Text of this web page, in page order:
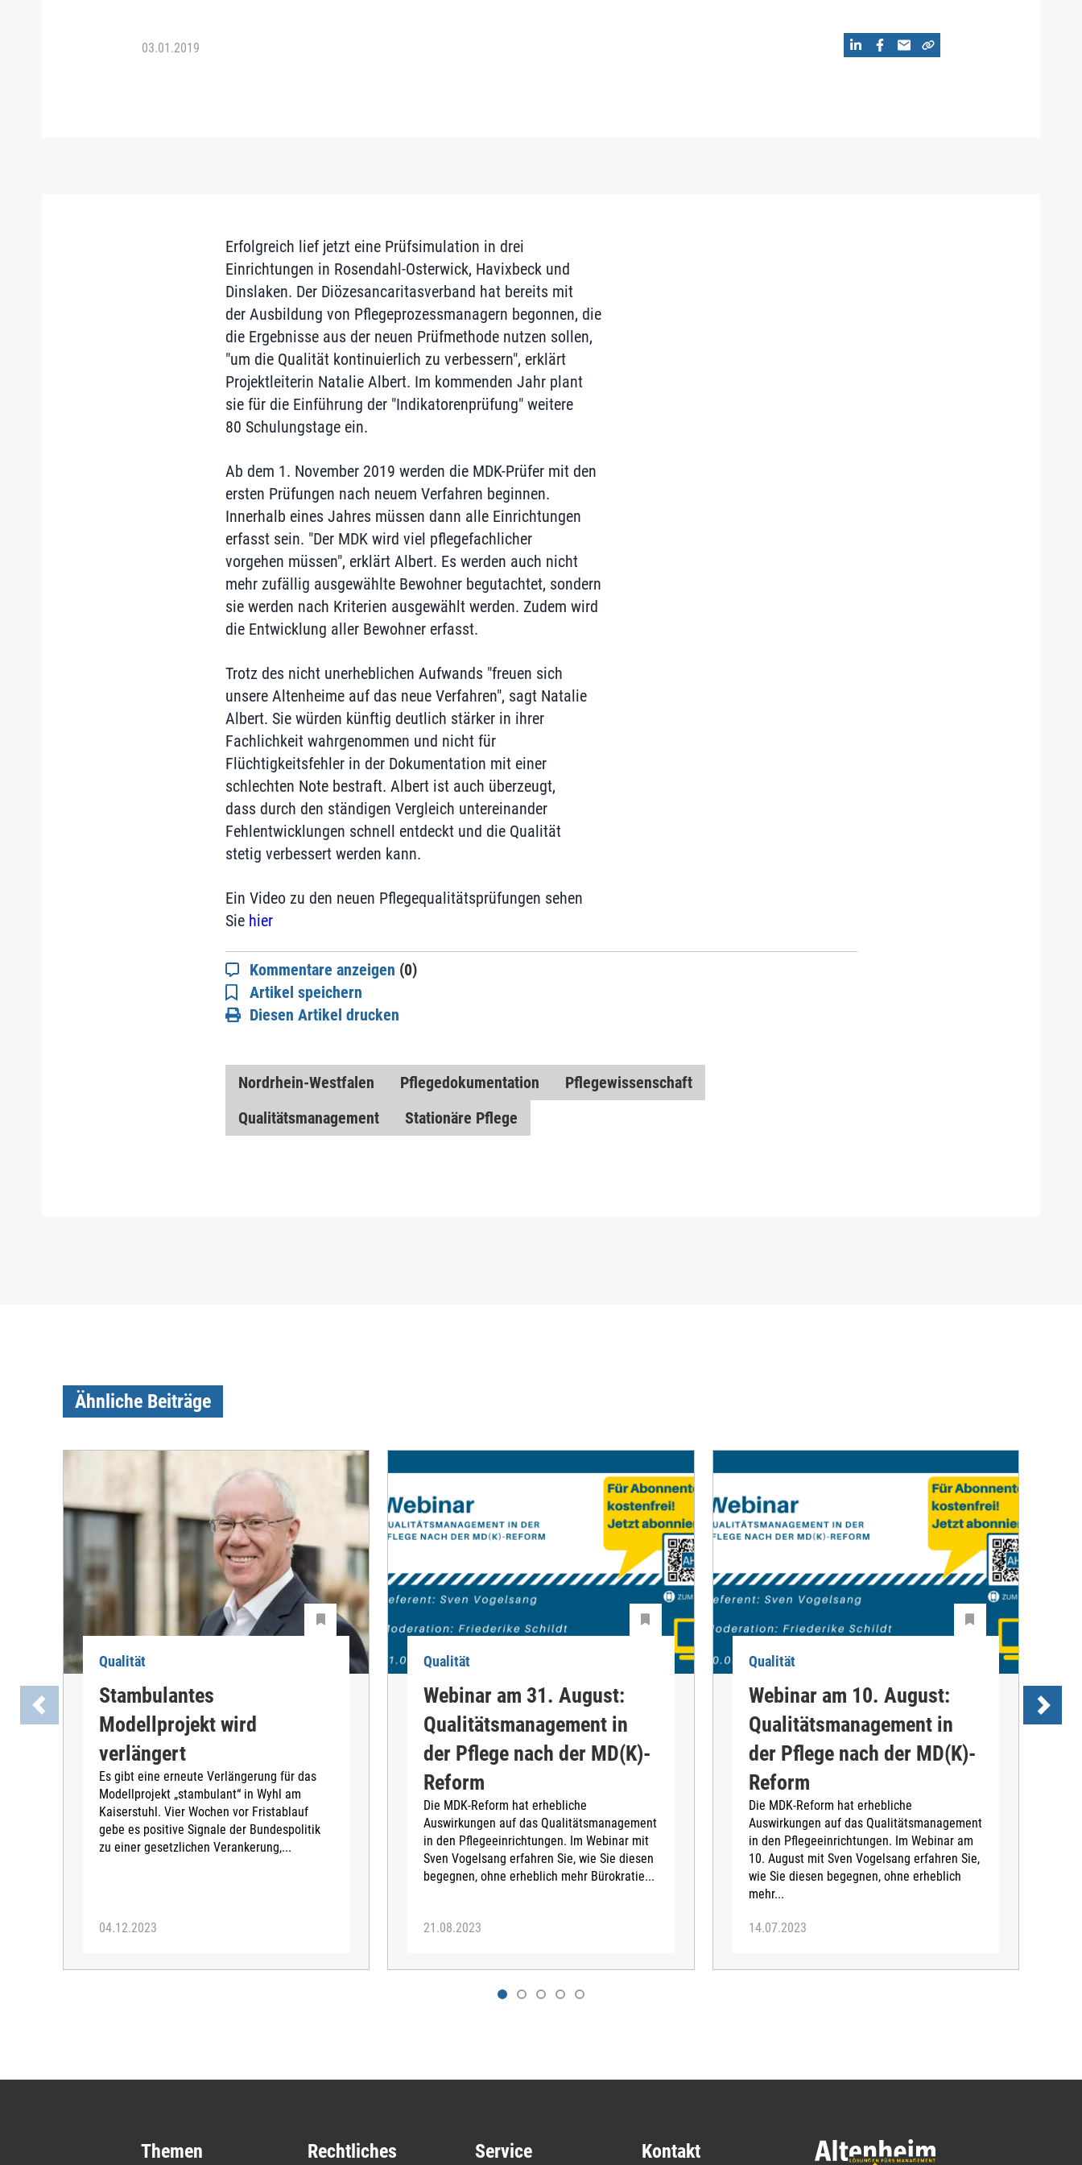
03.01.2019
Erfolgreich lief jetzt eine Prüfsimulation in drei
Einrichtungen in Rosendahl-Osterwick, Havixbeck und
Dinslaken. Der Diözesancaritasverband hat bereits mit
der Ausbildung von Pflegeprozessmanagern begonnen, die
die Ergebnisse aus der neuen Prüfmethode nutzen sollen,
"um die Qualität kontinuierlich zu verbessern", erklärt
Projektleiterin Natalie Albert. Im kommenden Jahr plant
sie für die Einführung der "Indikatorenprüfung" weitere
80 Schulungstage ein.
Ab dem 1. November 2019 werden die MDK-Prüfer mit den
ersten Prüfungen nach neuem Verfahren beginnen.
Innerhalb eines Jahres müssen dann alle Einrichtungen
erfasst sein. "Der MDK wird viel pflegefachlicher
vorgehen müssen", erklärt Albert. Es werden auch nicht
mehr zufällig ausgewählte Bewohner begutachtet, sondern
sie werden nach Kriterien ausgewählt werden. Zudem wird
die Entwicklung aller Bewohner erfasst.
Trotz des nicht unerheblichen Aufwands "freuen sich
unsere Altenheime auf das neue Verfahren", sagt Natalie
Albert. Sie würden künftig deutlich stärker in ihrer
Fachlichkeit wahrgenommen und nicht für
Flüchtigkeitsfehler in der Dokumentation mit einer
schlechten Note bestraft. Albert ist auch überzeugt,
dass durch den ständigen Vergleich untereinander
Fehlentwicklungen schnell entdeckt und die Qualität
stetig verbessert werden kann.
Ein Video zu den neuen Pflegequalitätsprüfungen sehen
Sie hier
Kommentare anzeigen (0)
Artikel speichern
Diesen Artikel drucken
Nordrhein-Westfalen Pflegedokumentation
Pflegewissenschaft
Qualitätsmanagement
Stationäre Pflege
Ähnliche Beiträge
Qualität
Stambulantes
Modellprojekt wird
verlängert
Es gibt eine erneute Verlängerung für das
Modellprojekt „stambulant“ in Wyhl am
Kaiserstuhl. Vier Wochen vor Fristablauf
gebe es positive Signale der Bundespolitik
zu einer gesetzlichen Verankerung,...
04.12.2023
Qualität
Webinar am 31. August:
Qualitätsmanagement in
der Pflege nach der MD(K)-
Reform
Die MDK-Reform hat erhebliche
Auswirkungen auf das Qualitätsmanagement
in den Pflegeeinrichtungen. Im Webinar mit
Sven Vogelsang erfahren Sie, wie Sie diesen
begegnen, ohne erheblich mehr Bürokratie...
21.08.2023
Qualität
Webinar am 10. August:
Qualitätsmanagement in
der Pflege nach der MD(K)-
Reform
Die MDK-Reform hat erhebliche
Auswirkungen auf das Qualitätsmanagement
in den Pflegeeinrichtungen. Im Webinar am
10. August mit Sven Vogelsang erfahren Sie,
wie Sie diesen begegnen, ohne erheblich
mehr...
14.07.2023
Themen Rechtliches Service Kontakt